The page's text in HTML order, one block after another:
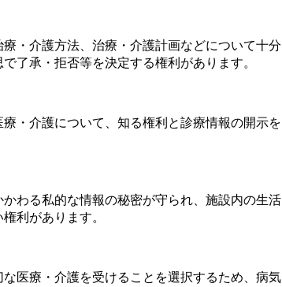
・介護方法、治療・介護計画などについて十分
了承・拒否等を決定する権利があります。
・介護について、知る権利と診療情報の開示を
わる私的な情報の秘密が守られ、施設内の生活
利があります。
医療・介護を受けることを選択するため、病気